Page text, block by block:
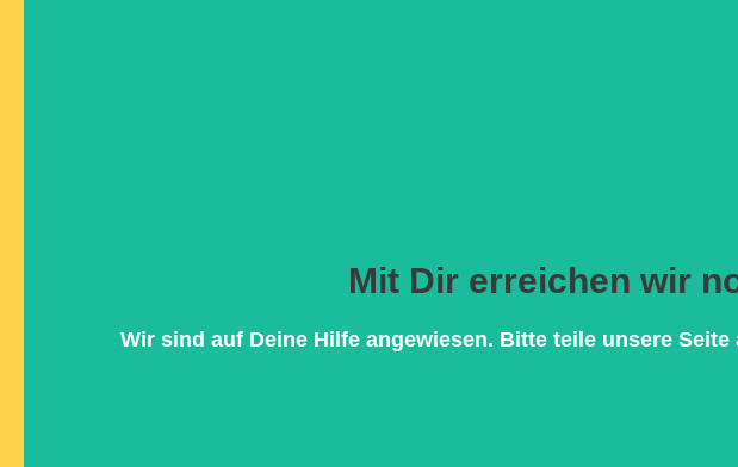
Mit Dir erreichen wir
Wir sind auf Deine Hilfe angewiesen. Bitte teile unsere